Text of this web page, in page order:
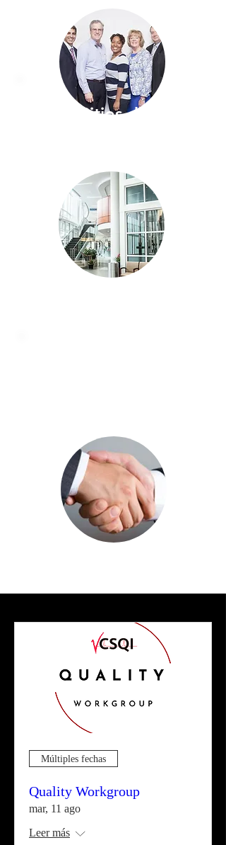
Sitios de
Múltiples fechas
Quality Workgroup
mar, 11 ago
Leer más